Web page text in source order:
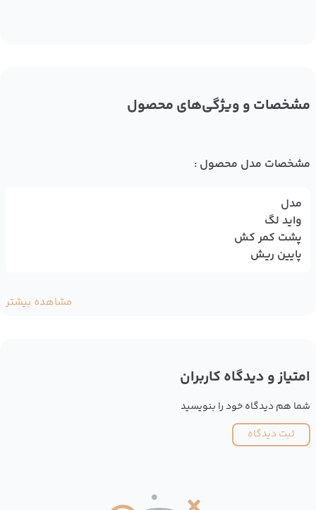
مشخصات و ویژگی‌های محصول
مشخصات مدل محصول :
مدل
واید لگ
پشت کمر کش
پایین ریش
مشاهده بیشتر
امتیاز و دیدگاه کاربران
شما هم دیدگاه خود را بنویسید
ثبت دیدگاه